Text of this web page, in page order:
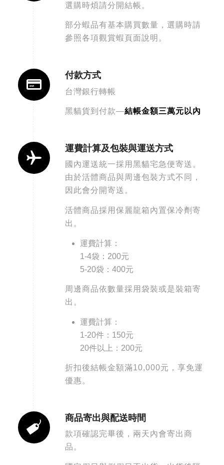
選購時煩請分開結帳。
部分蝦品有基本購買數量，選購時請
參照各項觀賞蝦頁面說明。
付款方式
台灣銀行轉帳
黑貓貨到付款—結帳金額三萬元以內
運費計算及包裝與運送方式
國內運送統一採用黑貓宅急便寄送。
由於活體商品與周邊包裝方式不同，
因此會分開寄送。
活體商品採用保麗龍箱內置保冷劑寄
出。
運費計算：
1-4袋：200元
5-20袋：400元
周邊商品依數量採用袋裝或是裝箱寄
出。
運費計算：
1-20件：150元
20件以上：200元
折扣後結帳金額滿10,000元，享免運
優惠。
商品寄出與配送時間
款項確認完畢後，兩天內會寄出商
品。